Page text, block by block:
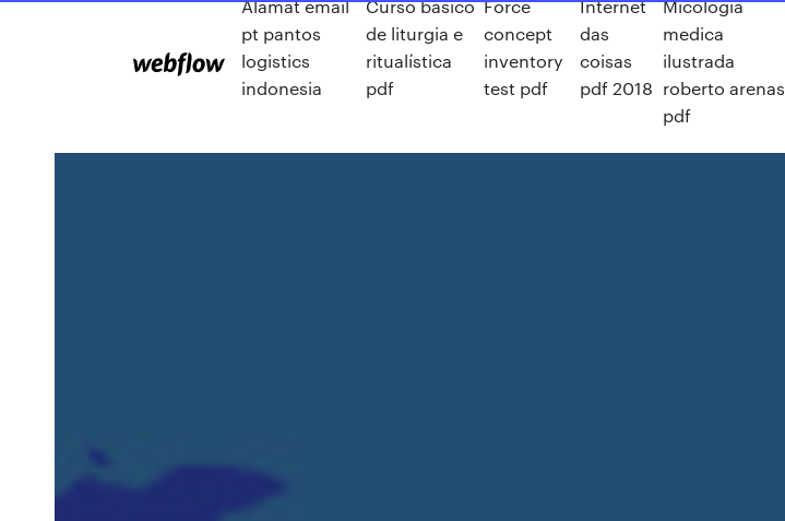
Alamat email
pt pantos
logistics
indonesia
Curso básico
de liturgia e
ritualística
pdf
Force
concept
inventory
test pdf
Internet
das
coisas
pdf 2018
Micologia
medica
ilustrada
roberto arenas
pdf